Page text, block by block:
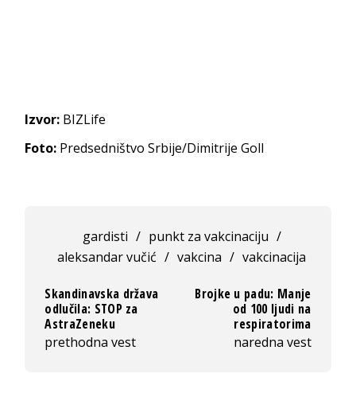
Izvor: BIZLife
Foto: Predsedništvo Srbije/Dimitrije Goll
gardisti / punkt za vakcinaciju /
aleksandar vučić / vakcina / vakcinacija
Skandinavska država
odlučila: STOP za
AstraZeneku
prethodna vest
Brojke u padu: Manje
od 100 ljudi na
respiratorima
naredna vest